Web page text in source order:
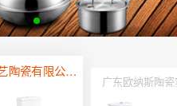
潮州市潮安区美艺陶瓷有限公司（恒箭卫浴）
广东欧纳斯陶